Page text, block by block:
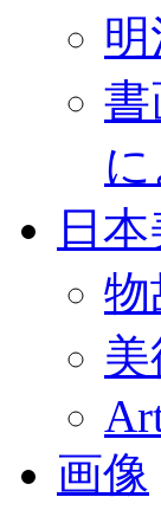
書
に
日
物
美
画像